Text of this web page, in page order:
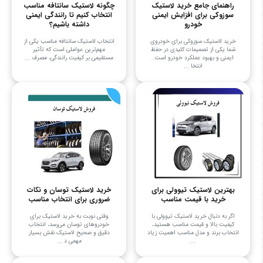
راهنمای جامع خرید لاستیک
سوزوکی برای افزایش ایمنی
خودرو
خرید لاستیک سوزوکی برای خودروی
شما یکی از تصمیمات کلیدی در حفظ
ایمنی و بهبود عملکرد خودرو است.
انتخا ...
چگونه لاستیک سانتافه مناسب
انتخاب کنیم تا رانندگی ایمنی
داشته باشیم؟
انتخاب لاستیک سانتافه مناسب یکی از
مهم‌ترین عواملی است که تأثیر
مستقیمی بر کیفیت رانندگی، مصرف ...
بهترین لاستیک تیوولی برای
خرید با قیمت مناسب
اگر به دنبال خرید لاستیک تیوولی با
کیفیت بالا و قیمت مناسب هستید،
انتخاب برند و مدل مناسب اهمیت زیاد
...
خرید لاستیک توسان و نکات
ضروری برای انتخاب مناسب
وقتی نوبت به خرید لاستیک برای
خودروهای توسان می‌رسد، انتخاب
دقیق و صحیح لاستیک نقش بسیار
مهمی د ...